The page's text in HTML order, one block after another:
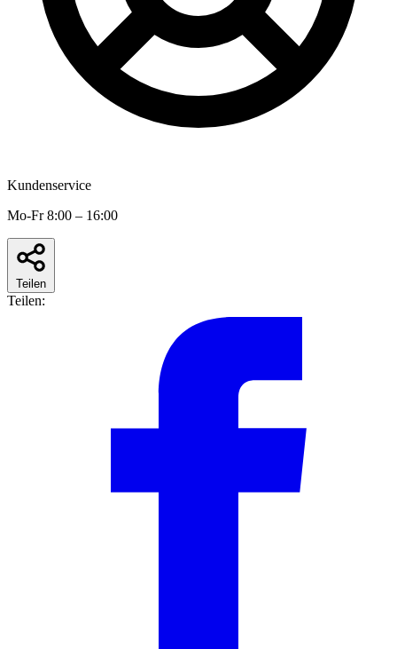
Kundenservice
Mo-Fr 8:00 – 16:00
Teilen
Teilen: